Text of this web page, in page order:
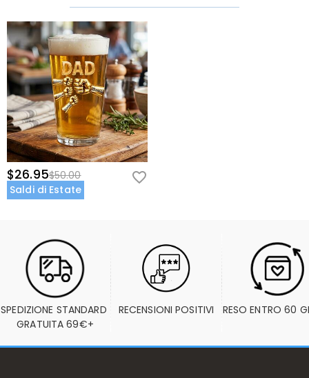
$26.95$50.00
Saldi di Estate
SPEDIZIONE STANDARD
GRATUITA 69€+
RECENSIONI POSITIVI RESO ENTRO 60